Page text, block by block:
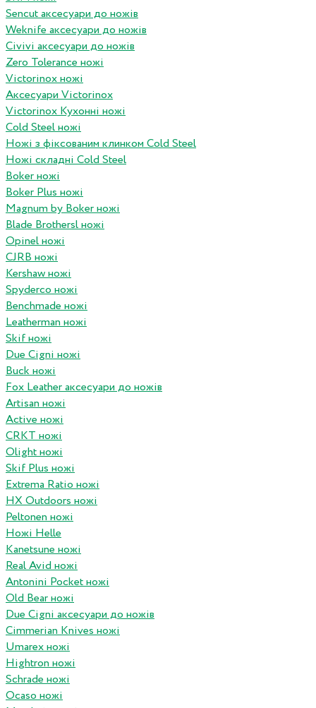
Sencut аксесуари до ножів
Weknife аксесуари до ножів
Civivi аксесуари до ножів
Zero Tolerance ножі
Victorinox ножі
Аксесуари Victorinox
Victorinox Кухонні ножі
Cold Steel ножі
Ножі з фіксованим клинком Cold Steel
Ножі складні Cold Steel
Boker ножі
Boker Plus ножі
Magnum by Boker ножі
Blade Brothersl ножі
Opinel ножі
CJRB ножі
Kershaw ножі
Spyderco ножі
Benchmade ножі
Leatherman ножі
Skif ножі
Due Cigni ножі
Buck ножі
Fox Leather аксесуари до ножів
Artisan ножі
Active ножі
CRKT ножі
Olight ножі
Skif Plus ножі
Extrema Ratio ножі
HX Outdoors ножі
Peltonen ножі
Ножі Helle
Kanetsune ножі
Real Avid ножі
Antonini Pocket ножі
Old Bear ножі
Due Cigni аксесуари до ножів
Cimmerian Knives ножі
Umarex ножі
Hightron ножі
Schrade ножі
Ocaso ножі